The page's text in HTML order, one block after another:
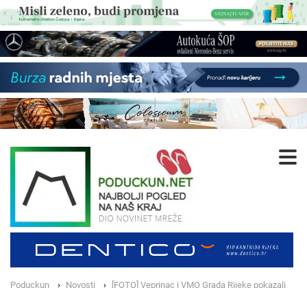
Poduckun Novosti
[FOTO] Veprinac i VMO Grada Rijeke pokazali